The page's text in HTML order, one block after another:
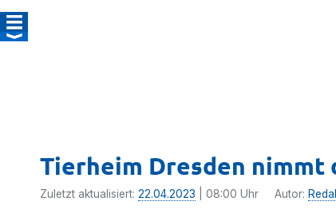
Tierheim Dresden
Zuletzt aktualisiert: 22.04.2023 | 08:00 Uhr Autor: